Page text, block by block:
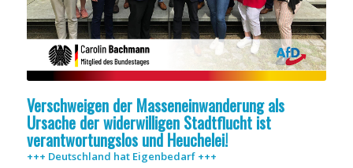
Verschweigen der Masseneinwanderung als
Ursache der widerwilligen Stadtflucht ist
verantwortungslos und Heuchelei!
+++ Deutschland hat Eigenbedarf +++